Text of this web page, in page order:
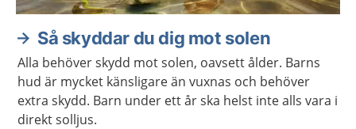
Så skyddar du dig mot solen
Alla behöver skydd mot solen, oavsett ålder. Barns
hud är mycket känsligare än vuxnas och behöver
extra skydd. Barn under ett år ska helst inte alls vara i
direkt solljus.